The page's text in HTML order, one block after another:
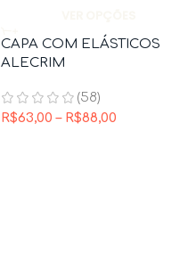
CAPA COM ELÁSTICOS
ALECRIM
(58)
R$63,00 – R$88,00